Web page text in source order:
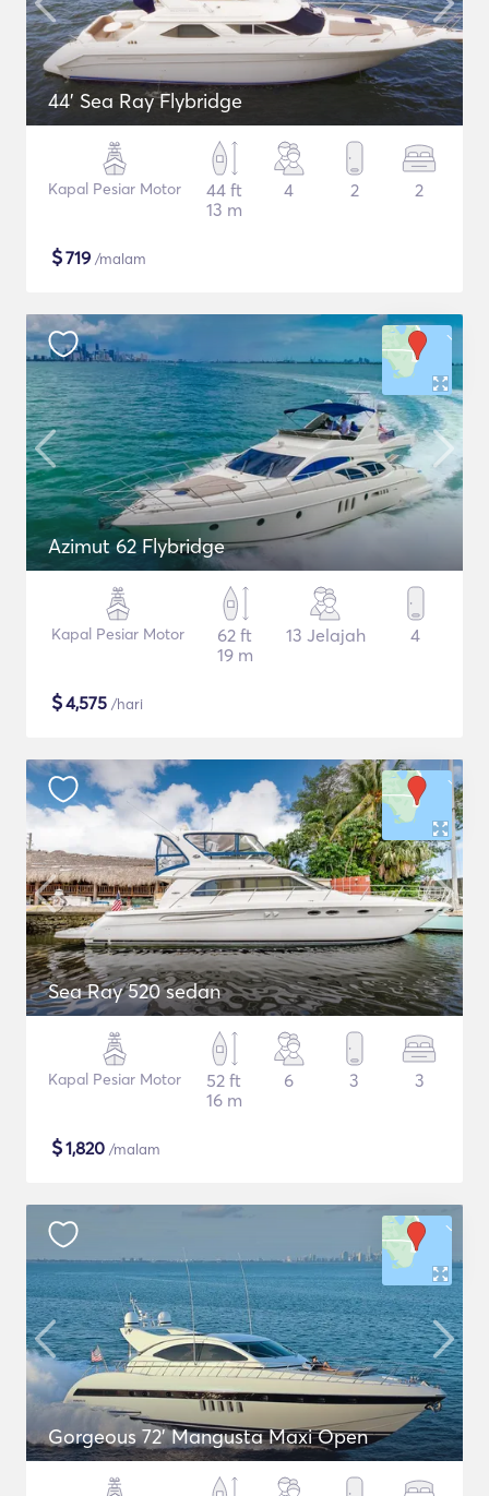
44' Sea Ray Flybridge
Kapal Pesiar Motor
44 ft
13 m
4 2 2
$719 /malam
Azimut 62 Flybridge
Kapal Pesiar Motor
62 ft
19 m
13 Jelajah 4
$4,575 /hari
Sea Ray 520 sedan
Kapal Pesiar Motor
52 ft
16 m
6 3 3
$1,820 /malam
Gorgeous 72' Mangusta Maxi Open